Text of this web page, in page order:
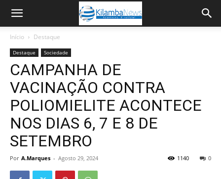
Início Destaque
Destaque Sociedade
CAMPANHA DE
VACINAÇÃO CONTRA
POLIOMIELITE ACONTECE
NOS DIAS 6, 7 E 8 DE
SETEMBRO
Por A.Marques - Agosto 29, 2024 0
1140